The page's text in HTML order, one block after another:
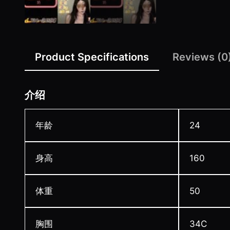
Product Specifications Reviews
介绍
年龄 24
身高 160
体重 50
胸围 34C